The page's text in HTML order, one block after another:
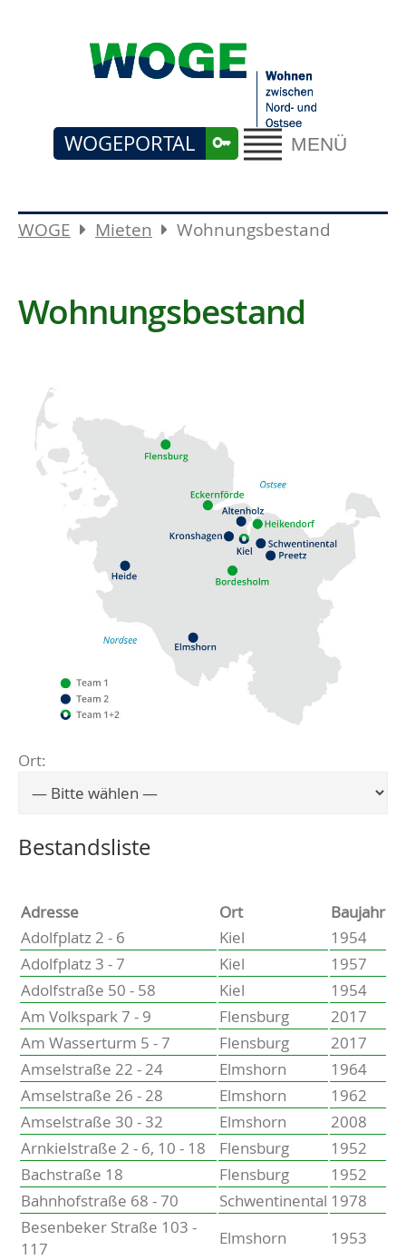
MENÜ
WOGEPORTAL
WOGE Mieten Wohnungsbestand
Wohnungsbestand
Eckernförde
Heikendorf
Kronshagen
Schwentinental
Preetz
Heide
Bordesholm
Elmshorn
Ort:
Wählen Sie einen Ort, um zur entsprechenden Seite
Bestandsliste
Adresse Ort
Baujahr
Adolfplatz 2 - 6
Kiel
1954
Adolfplatz 3 - 7
Kiel
1957
Adolfstraße 50 - 58
Kiel
1954
Am Volkspark 7 - 9
Flensburg
2017
Am Wasserturm 5 - 7
Flensburg
2017
Amselstraße 22 - 24
Elmshorn
1964
Amselstraße 26 - 28
Elmshorn
1962
Amselstraße 30 - 32
Elmshorn
2008
Arnkielstraße 2 - 6, 10 - 18
Flensburg
1952
Bachstraße 18
Flensburg
1952
Bahnhofstraße 68 - 70
Schwentinental 1978
Besenbeker Straße 103 -
117
Elmshorn 1953